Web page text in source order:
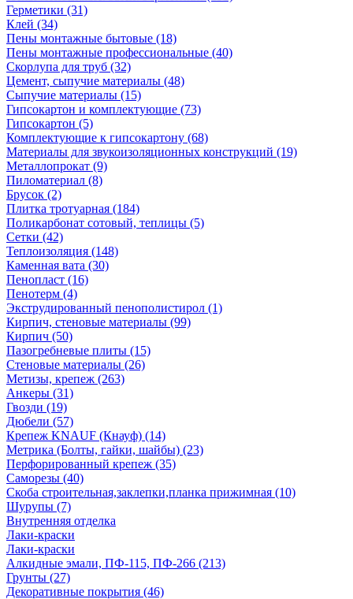
Герметики (31)
Клей (34)
Пены монтажные бытовые (18)
Пены монтажные профессиональные (40)
Скорлупа для труб (32)
Цемент, сыпучие материалы (48)
Сыпучие материалы (15)
Гипсокартон и комплектующие (73)
Гипсокартон (5)
Комплектующие к гипсокартону (68)
Материалы для звукоизоляционных конструкций (19)
Металлопрокат (9)
Пиломатериал (8)
Брусок (2)
Плитка тротуарная (184)
Поликарбонат сотовый, теплицы (5)
Сетки (42)
Теплоизоляция (148)
Каменная вата (30)
Пенопласт (16)
Пенотерм (4)
Экструдированный пенополистирол (1)
Кирпич, стеновые материалы (99)
Кирпич (50)
Пазогребневые плиты (15)
Стеновые материалы (26)
Метизы, крепеж (263)
Анкеры (31)
Гвозди (19)
Дюбели (57)
Крепеж KNAUF (Кнауф) (14)
Метрика (Болты, гайки, шайбы) (23)
Перфорированный крепеж (35)
Саморезы (40)
Скоба строительная,заклепки,планка прижимная (10)
Шурупы (7)
Внутренняя отделка
Лаки-краски
Лаки-краски
Алкидные эмали, ПФ-115, ПФ-266 (213)
Грунты (27)
Декоративные покрытия (46)